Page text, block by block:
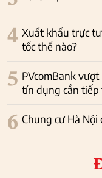
4 Xuất khẩu trực
tốc thế nào?
5 PVcomBank
tín dụng cần tiếp
6 Chung cư Hà